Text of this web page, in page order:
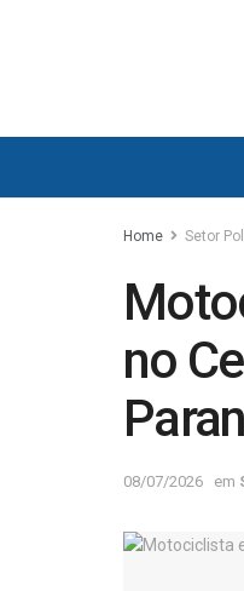
Home Setor
no
08/07/2026 em